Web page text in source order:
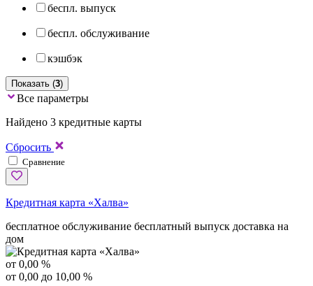
беспл. выпуск
беспл. обслуживание
кэшбэк
Показать (3)
Все параметры
Найдено 3 кредитные карты
Сбросить
Сравнение
Кредитная карта «Халва»
бесплатное обслуживание бесплатный выпуск доставка на
дом
от 0,00 %
от 0,00 до 10,00 %